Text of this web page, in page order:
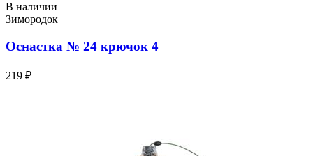
В наличии
Зимородок
Оснастка № 24 крючок 4
219 ₽